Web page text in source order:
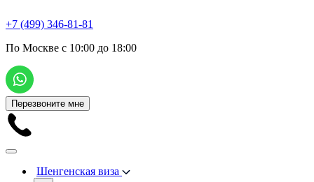
+7 (499) 346-81-81
По Москве с 10:00 до 18:00
Перезвоните мне
Шенгенская виза